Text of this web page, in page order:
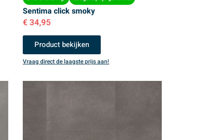
Sentima click smoky
€ 34,95
Product bekijken
Vraag direct de laagste prijs aan!